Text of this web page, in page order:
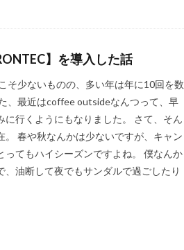
】を導入した話
そ少ないものの、多い年は年に10回を数
、最近はcoffee outsideなんつって、早
に行くようにもなりました。 さて、そん
。 春や秋なんかは少ないですが、キャン
ってもハイシーズンですよね。 僕なんか
油断して夜でもサンダルで過ごしたり